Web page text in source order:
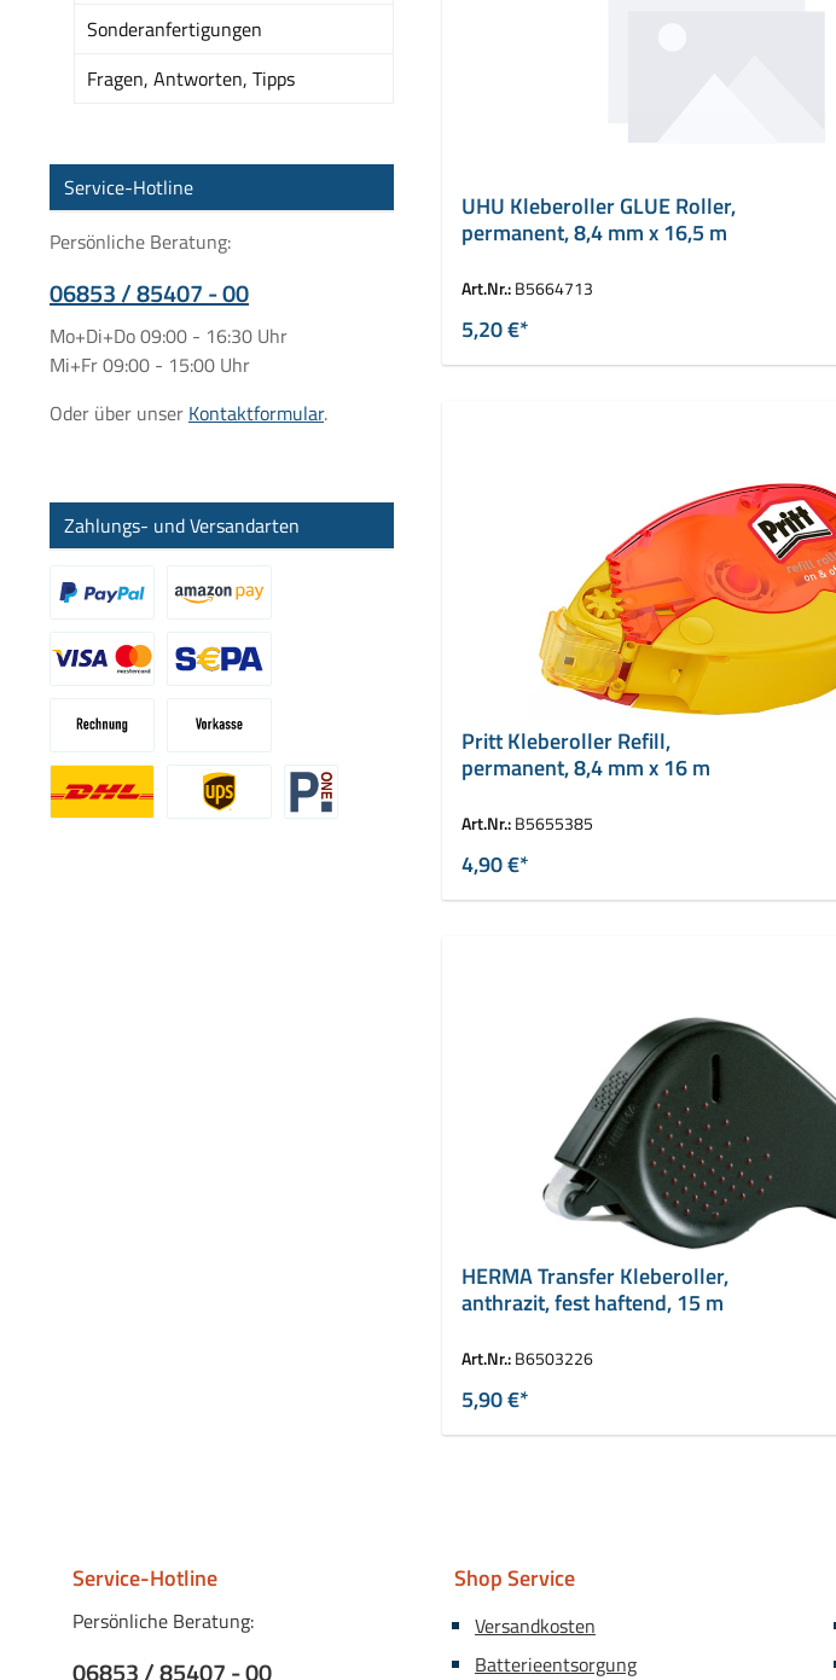
Sonderanfertigungen
Fragen, Antworten, Tipps
Service-Hotline
Persönliche Beratung:
06853 / 85407 - 00
Mo+Di+Do 09:00 - 16:30 Uhr
Mi+Fr 09:00 - 15:00 Uhr
Oder über unser Kontaktformular.
Zahlungs- und Versandarten
Benutzerdefiniertes Bild 3
UHU Kleberoller GLUE Roller,
permanent, 8,4 mm x 16,5 m
Art.Nr.:B5664713
5,20 €*
Pritt Kleberoller Refill,
permanent, 8,4 mm x 16 m
Art.Nr.:B5655385
4,90 €*
HERMA Transfer Kleberoller,
anthrazit, fest haftend, 15 m
Art.Nr.:B6503226
5,90 €*
Service-Hotline
Persönliche Beratung:
06853 / 85407 - 00
Shop Service
Versandkosten
Batterieentsorgung